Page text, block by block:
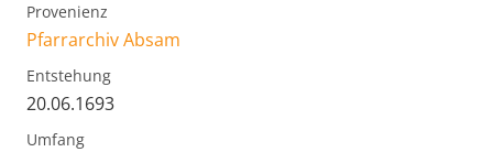
Provenienz
Pfarrarchiv Absam
Entstehung
20.06.1693
Umfang